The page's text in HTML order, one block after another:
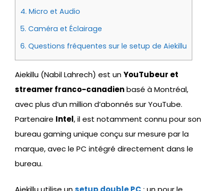
4. Micro et Audio
5. Caméra et Éclairage
6. Questions fréquentes sur le setup de Aiekillu
Aiekillu (Nabil Lahrech) est unYouTubeur et
streamer franco-canadienbasé à Montréal,
avec plus d’un million d’abonnés sur YouTube.
Partenaire Intel, il est notamment connu pour son
bureau gaming unique conçu sur mesure par la
marque, avec le PC intégré directement dans le
bureau.